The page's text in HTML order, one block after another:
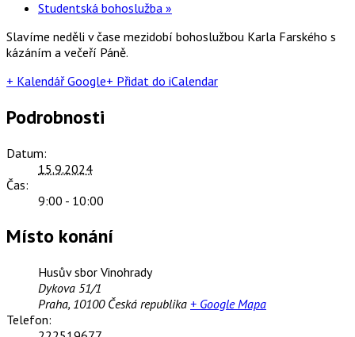
Studentská bohoslužba »
Slavíme neděli v čase mezidobí bohoslužbou Karla Farského s
kázáním a večeří Páně.
+ Kalendář Google+ Přidat do iCalendar
Podrobnosti
Datum:
15.9.2024
Čas:
9:00 - 10:00
Místo konání
Husův sbor Vinohrady
Dykova 51/1
Praha, 10100 Česká republika + Google Mapa
Telefon: